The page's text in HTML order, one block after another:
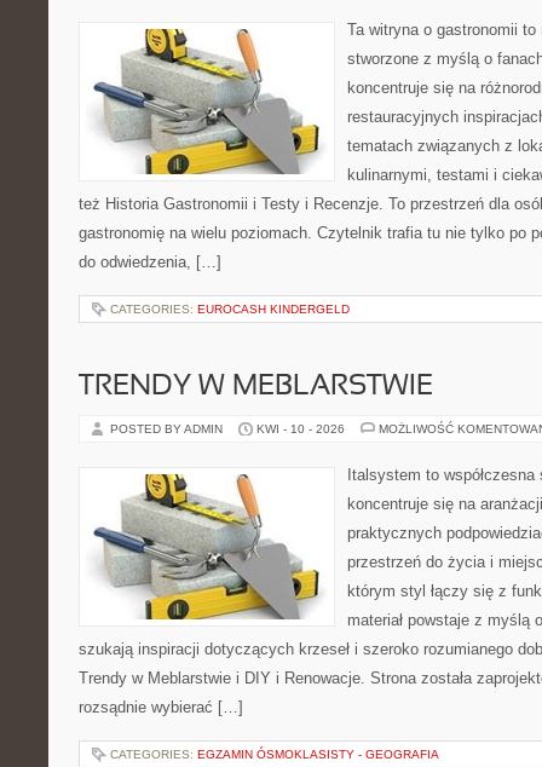
Ta witryna o gastronomii
stworzone z myślą o
koncentruje się na
restauracyjnych
tematach związanych z
kulinarnymi, testami i
też Historia Gastronomii i Testy i Recenzje. To przestrzeń dla
gastronomię na wielu poziomach. Czytelnik trafia tu nie tylko po
do odwiedzenia, […]
CATEGORIES: EUROCASH KINDERGELD
TRENDY W MEBLARSTWIE
POSTED BY ADMIN KWI - 10 - 2026 MOŻLIWOŚĆ
Italsystem to
koncentruje się na
praktycznych
przestrzeń do życia i
którym styl łączy się z
materiał powstaje z myślą
szukają inspiracji dotyczących krzeseł i szeroko rozumianego
Trendy w Meblarstwie i DIY i Renowacje. Strona została
rozsądnie wybierać […]
CATEGORIES: EGZAMIN ÓSMOKLASISTY - GEOGRAFIA